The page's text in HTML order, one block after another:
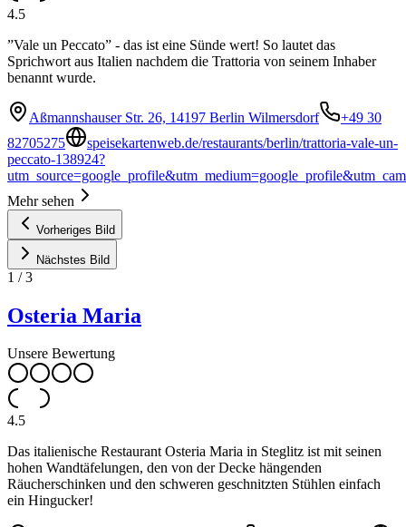
4.5
”Vale un Peccato” - das ist eine Sünde wert! So lautet das
Sprichwort aus Italien nachdem die Trattoria von seinem Inhaber
benannt wurde.
Aßmannshauser Str. 26, 14197 Berlin Wilmersdorf
+49 30
82705275
speisekartenweb.de/restaurants/berlin/trattoria-vale-un-
peccato-138924?
Mehr sehen
Vorheriges Bild
Nächstes Bild
1 /3
Osteria Maria
Unsere Bewertung
4.5
Das italienische Restaurant Osteria Maria in Steglitz ist mit seinen
hohen Wandtäfelungen, den von der Decke hängenden
Räucherschinken und den schweren geschnitzten Stühlen einfach
ein Hingucker!